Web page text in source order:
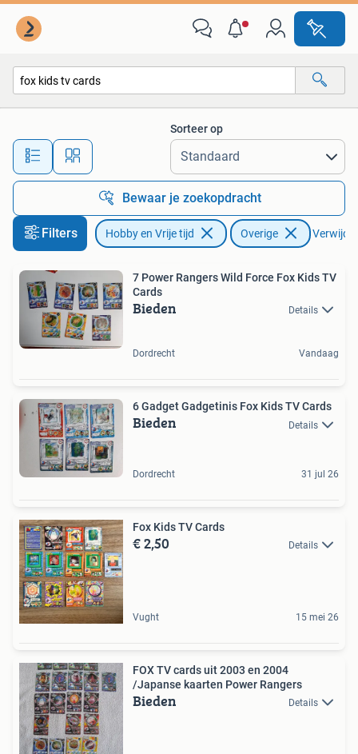
Alle afstanden…
Sorteer op
Bewaar je zoekopdracht
Filters Hobby en Vrije tijd Overige
7 Power Rangers Wild Force Fox Kids TV
Cards
Bieden Details
Dordrecht Vandaag
6 Gadget Gadgetinis Fox Kids TV Cards
Bieden Details
Dordrecht 31 jul 26
Fox Kids TV Cards
€ 2,50 Details
Vught 15 mei 26
FOX TV cards uit 2003 en 2004
/Japanse kaarten Power Rangers
Bieden Details